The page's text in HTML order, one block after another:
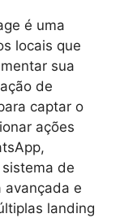
é uma
locais que
sua
de
captar o
ações
de
avançada e
landing